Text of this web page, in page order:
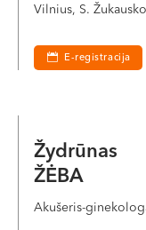
Vilnius, S.
E-registracija
Žydrūnas
ŽĖBA
Akušeris-